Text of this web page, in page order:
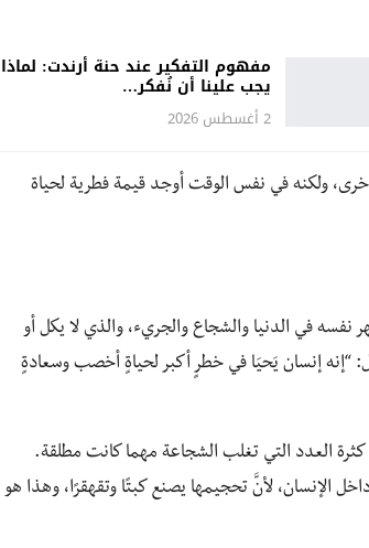
مفهوم التفكير عند حنة أرندت: لماذا
يجب علينا أن نُفكر…
2 أغسطس 2026
ولكنه في نفس الوقت أوجد قيمة فطرية لحياة
نفسه في الدنيا والشجاع والجريء، والذي لا يكل أو
“إنه إنسان يَحيَا في خطرٍ أكبر لحياةٍ أخصب وسعادةٍ
العدد التي تغلب الشجاعة مهما كانت مطلقة.
الإنسان، لأنَّ تحجيمها يصنع كبتًا وتقهقرًا، وهذا هو